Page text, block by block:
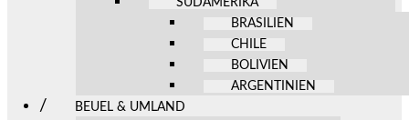
BRASILIEN
CHILE
BOLIVIEN
ARGENTINIEN
BEUEL & UMLAND